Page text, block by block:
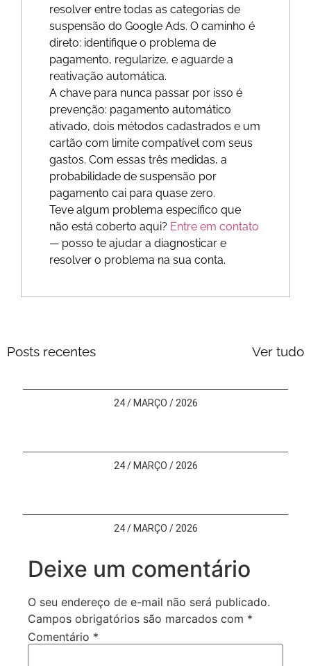
resolver entre todas as categorias de
suspensão do Google Ads. O caminho é
direto: identifique o problema de
pagamento, regularize, e aguarde a
reativação automática.
A chave para nunca passar por isso é
prevenção: pagamento automático
ativado, dois métodos cadastrados e um
cartão com limite compatível com seus
gastos. Com essas três medidas, a
probabilidade de suspensão por
pagamento cai para quase zero.
Teve algum problema específico que
não está coberto aqui? Entre em contato
— posso te ajudar a diagnosticar e
resolver o problema na sua conta.
Posts recentes Ver tudo
24 / MARÇO / 2026
24 / MARÇO / 2026
24 / MARÇO / 2026
Deixe um comentário
O seu endereço de e-mail não será publicado.
Campos obrigatórios são marcados com *
Comentário *